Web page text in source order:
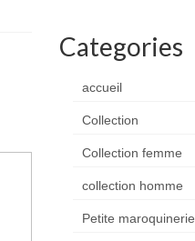
Categories
accueil
Collection
Collection femme
collection homme
Petite maroquinerie